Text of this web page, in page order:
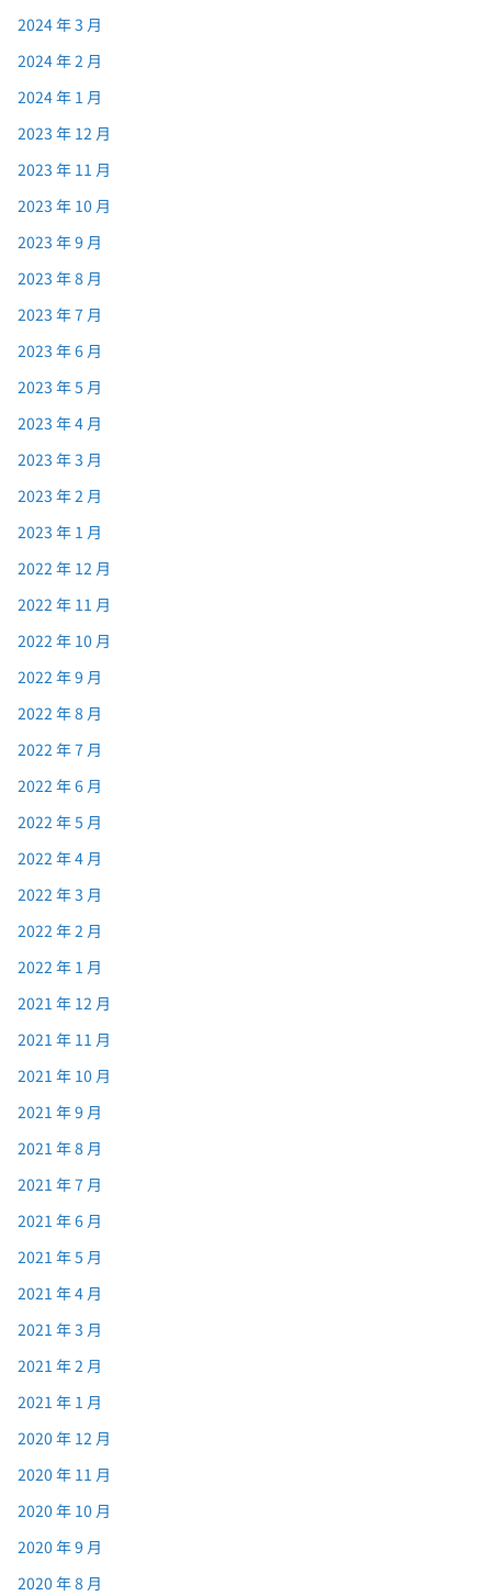
2024 年 3 月
2024 年 2 月
2024 年 1 月
2023 年 12 月
2023 年 11 月
2023 年 10 月
2023 年 9 月
2023 年 8 月
2023 年 7 月
2023 年 6 月
2023 年 5 月
2023 年 4 月
2023 年 3 月
2023 年 2 月
2023 年 1 月
2022 年 12 月
2022 年 11 月
2022 年 10 月
2022 年 9 月
2022 年 8 月
2022 年 7 月
2022 年 6 月
2022 年 5 月
2022 年 4 月
2022 年 3 月
2022 年 2 月
2022 年 1 月
2021 年 12 月
2021 年 11 月
2021 年 10 月
2021 年 9 月
2021 年 8 月
2021 年 7 月
2021 年 6 月
2021 年 5 月
2021 年 4 月
2021 年 3 月
2021 年 2 月
2021 年 1 月
2020 年 12 月
2020 年 11 月
2020 年 10 月
2020 年 9 月
2020 年 8 月